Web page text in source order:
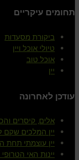
תחומים עיקריים
ביקורת מסעדות
טיולי אוכל ויין
אוכל טוב
יין
עודכן לאחרונה
אלים, קיסרים
יין המלכים שקם
יין עוצמתי תחת
יינות האי